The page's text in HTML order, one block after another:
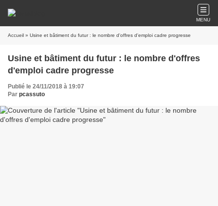
MENU
Accueil » Usine et bâtiment du futur : le nombre d'offres d'emploi cadre progresse
Usine et bâtiment du futur : le nombre d'offres
d'emploi cadre progresse
Publié le 24/11/2018 à 19:07
Par pcassuto